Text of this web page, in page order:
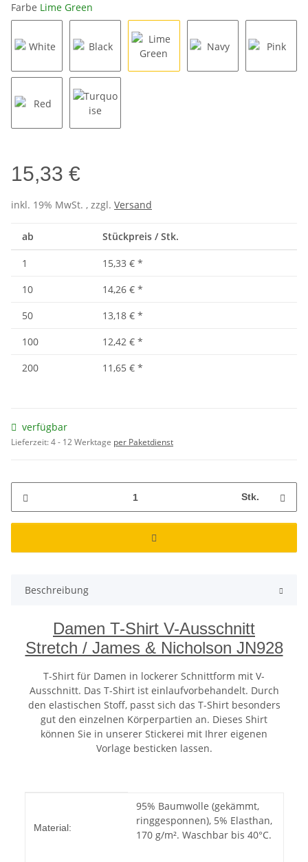
Farbe Lime Green
White Black
15,33 €
inkl. 19% MwSt. , zzgl. Versand
ab Stückpreis / Stk.
1 15,33 € *
10
14,26 € *
50
13,18 € *
100
12,42 € *
200
11,65 € *
verfügbar
Lieferzeit:4 - 12 Werktage per Paketdienst
Stk.
Beschreibung
Damen T-Shirt V-Ausschnitt
Stretch / James & Nicholson JN928
T-Shirt für Damen in lockerer Schnittform mit V-
Ausschnitt. Das T-Shirt ist einlaufvorbehandelt. Durch
den elastischen Stoff, passt sich das T-Shirt besonders
gut den einzelnen Körperpartien an. Dieses Shirt
können Sie in unserer Stickerei mit Ihrer eigenen
Vorlage besticken lassen.
Material:
95% Baumwolle (gekämmt,
ringgesponnen), 5% Elasthan,
170 g/m². Waschbar bis 40°C.